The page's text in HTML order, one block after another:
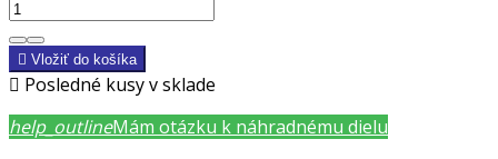
 Vložiť do košíka
 Posledné kusy v sklade
help_outlineMám otázku k náhradnému dielu